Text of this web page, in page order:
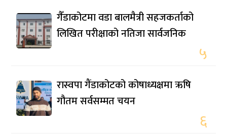
गैँडाकोटमा वडा बालमैत्री सहजकर्ताको
लिखित परीक्षाको नतिजा सार्वजनिक
५
रास्वपा गैंडाकोटको कोषाध्यक्षमा ऋषि
गौतम सर्वसम्मत चयन
६